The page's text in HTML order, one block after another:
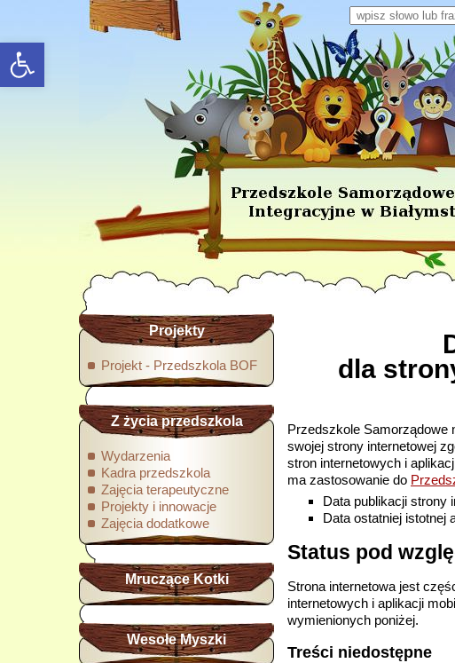
rozwiń/zwiń panel
Wpisz słowo lub
Projekty
Projekt - Przedszkola BOF
Z życia przedszkola
Wydarzenia
Kadra przedszkola
Zajęcia terapeutyczne
Projekty i innowacje
Zajęcia dodatkowe
Mruczące Kotki
Wesołe Myszki
dla
Przedszkole Samorządowe
swojej strony internetowej
stron internetowych i
ma zastosowanie do
Data publikacji strony
Data ostatniej istotnej
Status pod
Strona internetowa jest
internetowych i aplikacji
wymienionych poniżej.
Treści niedostępne